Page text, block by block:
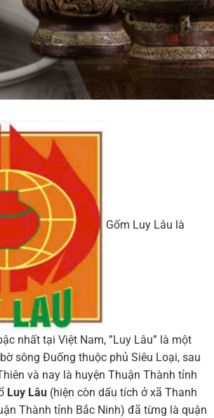
Gốm Luy Lâu là
nhất tại Việt Nam, ”Luy Lâu” là một
sông Đuống thuộc phủ Siêu Loại, sau
và nay là huyện Thuận Thành tỉnh
Luy Lâu(hiện còn dấu tích ở xã Thanh
Thành tỉnh Bắc Ninh) đã từng là quận